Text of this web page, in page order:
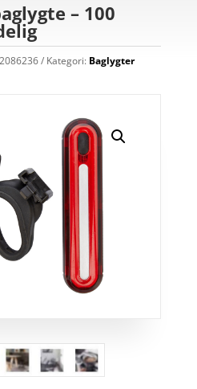
– 100
Kategori: Baglygter